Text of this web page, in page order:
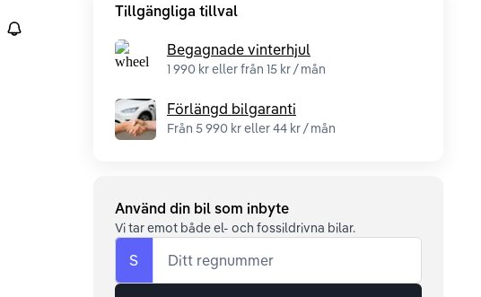
Tillgängliga tillval
Begagnade vinterhjul
1 990 kr eller från 15 kr / mån
Förlängd bilgaranti
Från 5 990 kr eller 44 kr / mån
Använd din bil som inbyte
Vi tar emot både el- och fossildrivna bilar.
S Ditt regnummer